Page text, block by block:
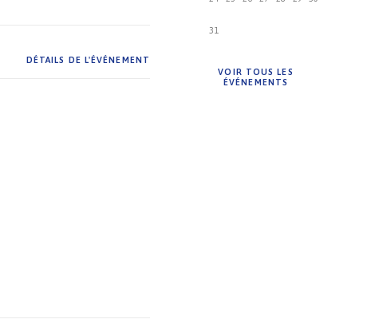
DÉTAILS DE L'ÉVÉNEMENT
31
VOIR TOUS LES
ÉVÉNEMENTS